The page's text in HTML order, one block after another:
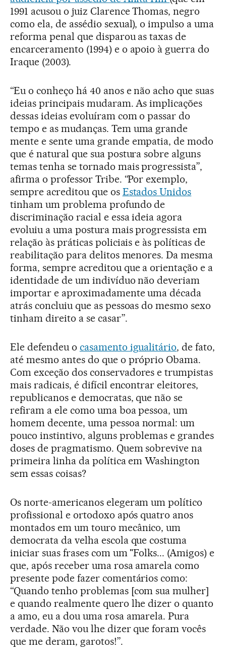
1991 acusou o juiz Clarence Thomas, negro
como ela, de assédio sexual), o impulso a uma
reforma penal que disparou as taxas de
encarceramento (1994) e o apoio à guerra do
Iraque (2003).
“Eu o conheço há 40 anos e não acho que suas
ideias principais mudaram. As implicações
dessas ideias evoluíram com o passar do
tempo e as mudanças. Tem uma grande
mente e sente uma grande empatia, de modo
que é natural que sua postura sobre alguns
temas tenha se tornado mais progressista”,
afirma o professor Tribe. “Por exemplo,
sempre acreditou que os Estados Unidos
tinham um problema profundo de
discriminação racial e essa ideia agora
evoluiu a uma postura mais progressista em
relação às práticas policiais e às políticas de
reabilitação para delitos menores. Da mesma
forma, sempre acreditou que a orientação e a
identidade de um indivíduo não deveriam
importar e aproximadamente uma década
atrás concluiu que as pessoas do mesmo sexo
tinham direito a se casar”.
Ele defendeu o casamento igualitário, de fato,
até mesmo antes do que o próprio Obama.
Com exceção dos conservadores e trumpistas
mais radicais, é difícil encontrar eleitores,
republicanos e democratas, que não se
refiram a ele como uma boa pessoa, um
homem decente, uma pessoa normal: um
pouco instintivo, alguns problemas e grandes
doses de pragmatismo. Quem sobrevive na
primeira linha da política em Washington
sem essas coisas?
Os norte-americanos elegeram um político
profissional e ortodoxo após quatro anos
montados em um touro mecânico, um
democrata da velha escola que costuma
iniciar suas frases com um "Folks... (Amigos) e
que, após receber uma rosa amarela como
presente pode fazer comentários como:
“Quando tenho problemas [com sua mulher]
e quando realmente quero lhe dizer o quanto
a amo, eu a dou uma rosa amarela. Pura
verdade. Não vou lhe dizer que foram vocês
que me deram, garotos!”.